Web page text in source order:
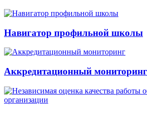
Навигатор профильной школы
Аккредитационный мониторинг